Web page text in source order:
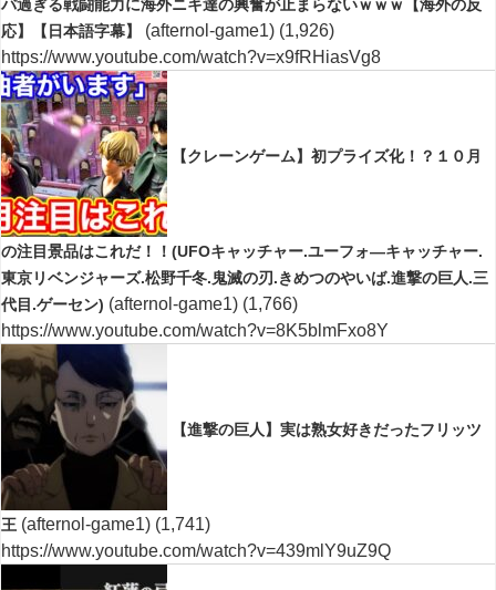
バ過ぎる戦闘能力に海外ニキ達の興奮が止まらないｗｗｗ【海外の反
応】【日本語字幕】
(afternol-game1) (1,926)
https://www.youtube.com/watch?v=x9fRHiasVg8
【クレーンゲーム】初プライズ化！？１０月
の注目景品はこれだ！！(UFOキャッチャー.ユーフォ―キャッチャー.
東京リベンジャーズ.松野千冬.鬼滅の刃.きめつのやいば.進撃の巨人.三
代目.ゲーセン) (afternol-game1) (1,766)
https://www.youtube.com/watch?v=8K5blmFxo8Y
【進撃の巨人】実は熟女好きだったフリッツ
王 (afternol-game1) (1,741)
https://www.youtube.com/watch?v=439mlY9uZ9Q